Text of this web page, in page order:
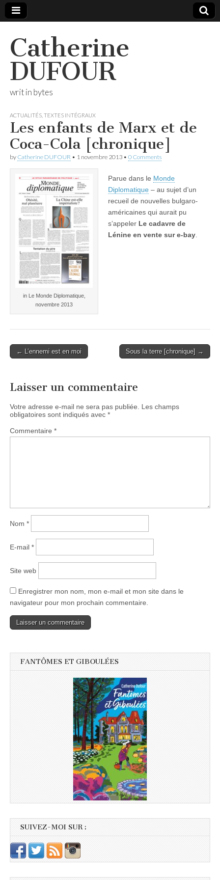
Catherine
DUFOUR
writ in bytes
ACTUALITÉS TEXTES INTÉGRAUX
Les enfants de Marx et de
Coca-Cola [chronique]
by Catherine DUFOUR • 1 novembre 2013 • 0 Comments
in Le Monde Diplomatique,
novembre 2013
Parue dans le Monde
Diplomatique – au sujet d’un
recueil de nouvelles bulgaro-
américaines qui aurait pu
s’appeler Le cadavre de
Lénine en vente sur e-bay
Post
← L’ennemi est en moi Sous la terre [chronique] →
Laisser un commentaire
Votre adresse e-mail ne sera pas publiée. Les champs
obligatoires sont indiqués avec *
Commentaire *
Nom *
E-mail *
Site web
Enregistrer mon nom, mon e-mail et mon site dans le
navigateur pour mon prochain commentaire.
FANTÔMES ET GIBOULÉES
SUIVEZ-MOI SUR :